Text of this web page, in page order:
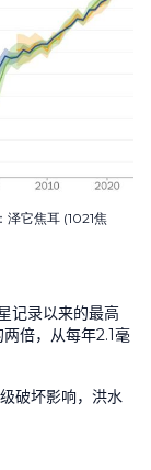
它焦耳 (1021焦
记录以来的最高
倍，从每年2.1毫
破坏影响，洪水